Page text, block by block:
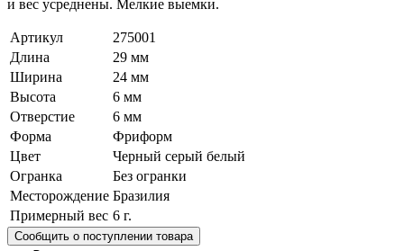
и вес усреднены. Мелкие выемки.
Артикул
275001
Длина
29 мм
Ширина
24 мм
Высота
6 мм
Отверстие
6 мм
Форма
Фриформ
Цвет
Черный серый белый
Огранка
Без огранки
Месторождение Бразилия
Примерный вес 6 г.
Сообщить о поступлении товара